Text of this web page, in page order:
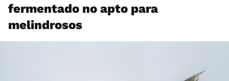
fermentado no apto para
melindrosos